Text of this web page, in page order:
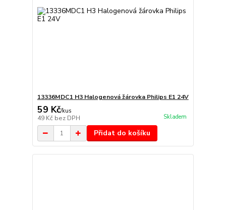
13336MDC1 H3 Halogenová žárovka Philips E1 24V
59 Kč/kus
49 Kč bez DPH Skladem
Přidat do košíku